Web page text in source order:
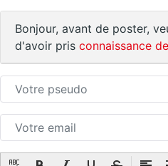
Bonjour, avant de poster,
d'avoir pris connaissance